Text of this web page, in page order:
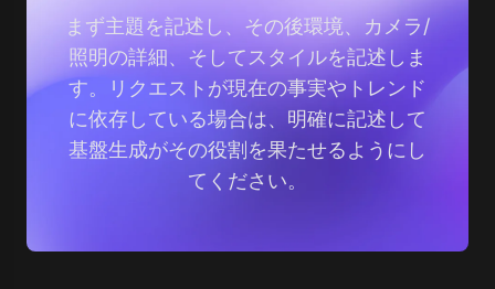
まず主題を記述し、その後環境、カメラ/
照明の詳細、そしてスタイルを記述しま
す。リクエストが現在の事実やトレンド
に依存している場合は、明確に記述して
基盤生成がその役割を果たせるようにし
てください。